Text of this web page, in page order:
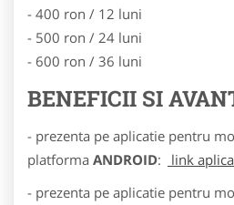
- 400 ron / 12 luni
- 500 ron / 24 luni
- 600 ron / 36 luni
BENEFICII SI
- prezenta pe aplicatie pentru
platforma ANDROID:
link
- prezenta pe aplicatie pentru